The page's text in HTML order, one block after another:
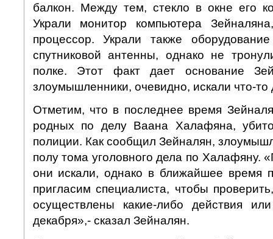
балкон. Между тем, стекло в окне его
Украли монитор компьютера
процессор. Украли также
спутниковой антенны, однако не
полке. Этот факт дает основание
злоумышленники, очевидно, искали что-то
Отметим, что в последнее время
родных по делу Ваана Халафяна,
полиции. Как сообщил Зейналян,
полу тома уголовного дела по Халафяну.
они искали, однако в ближайшее время
пригласим специалиста, чтобы
осуществлены какие-либо действия
декабря»,- сказал Зейналян.